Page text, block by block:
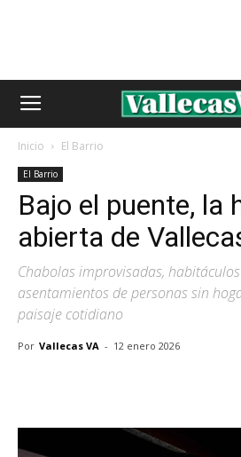
Inicio El Barrio
El Barrio
Bajo el puente, la
abierta de
Chabolas improvisadas,
asentamientos de personas sin
paisaje cotidiano
Por Vallecas VA - 12 enero 2026